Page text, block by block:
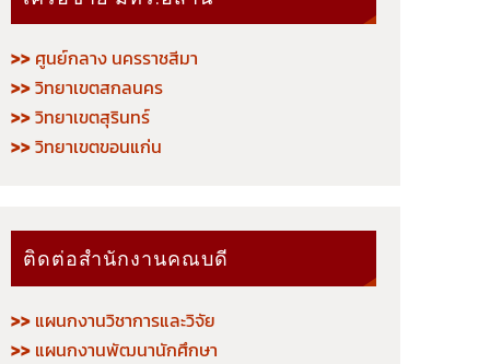
>> ศูนย์กลาง นครราชสีมา
>>วิทยาเขตสกลนคร
>>วิทยาเขตสุรินทร์
>>วิทยาเขตขอนแก่น
ติดต่อสำนักงานคณบดี
>> แผนกงานวิชาการและวิจัย
>> แผนกงานพัฒนานักศึกษา